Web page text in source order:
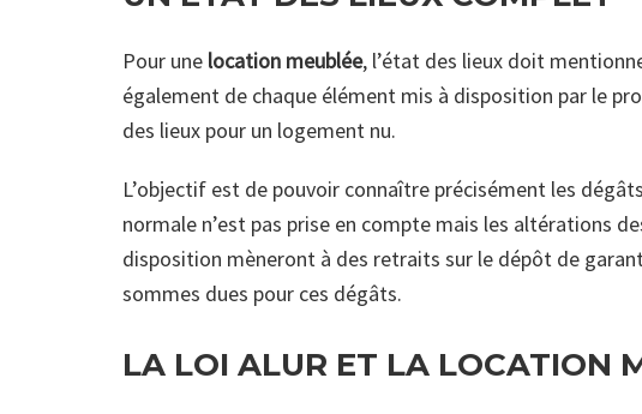
Pour une location meublée, l’état des lieux doit
également de chaque élément mis à disposition par le
des lieux pour un logement nu.
L’objectif est de pouvoir connaître précisément les
normale n’est pas prise en compte mais les altérations
disposition mèneront à des retraits sur le dépôt de
sommes dues pour ces dégâts.
LA LOI ALUR ET LA LOCATION